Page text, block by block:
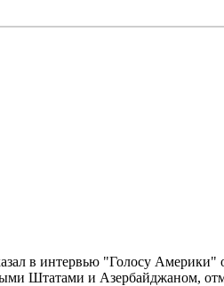
в интервью "Голосу Америки"
Штатами и Азербайджаном,